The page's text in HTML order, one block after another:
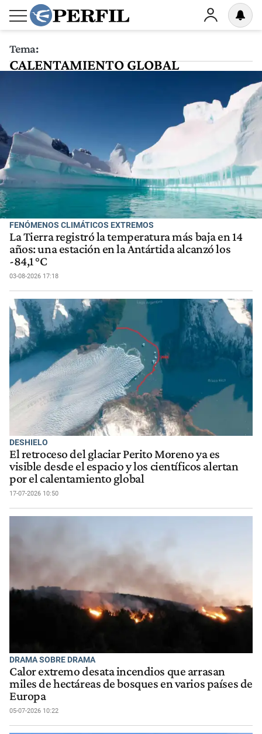
Tema:
CALENTAMIENTO GLOBAL
FENÓMENOS CLIMÁTICOS EXTREMOS
La Tierra registró la temperatura más baja en 14
años: una estación en la Antártida alcanzó los
-84,1 °C
03-08-2026 17:18
DESHIELO
El retroceso del glaciar Perito Moreno ya es
visible desde el espacio y los científicos alertan
por el calentamiento global
17-07-2026 10:50
DRAMA SOBRE DRAMA
Calor extremo desata incendios que arrasan
miles de hectáreas de bosques en varios países de
Europa
05-07-2026 10:22